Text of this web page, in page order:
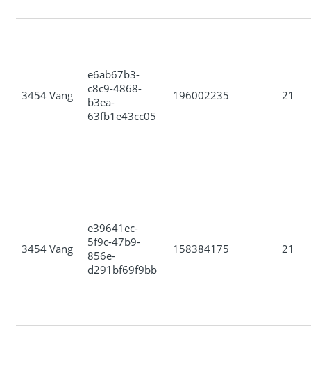
3454 Vang
e6ab67b3-
c8c9-4868-
b3ea-
63fb1e43cc05
196002235 21
3454 Vang
e39641ec-
5f9c-47b9-
856e-
d291bf69f9bb
158384175 21